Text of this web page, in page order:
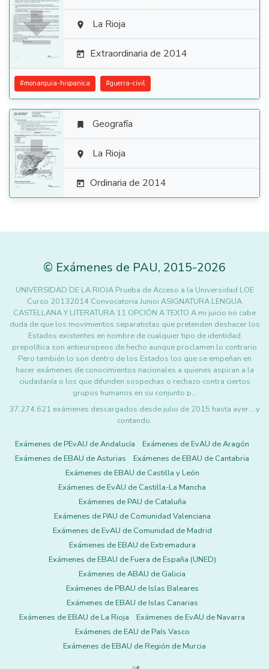
  La Rioja
 Extraordinaria de 2014
#monarquia-hispanica #guerra-civil

 Geografía
 La Rioja
 Ordinaria de 2014
© Exámenes de PAU, 2015-2026
UNIVERSIDAD DE LA RIOJA Prueba de Acceso a la Universidad LOE
Curso 20132014 Convocatoria Junioi ASIGNATURA LENGUA
CASTELLANA Y LITERATURA 11 OPCIÓN A TEXTO A mi juicio no cabe
duda de que los movimientos separatistas que pretenden deshacer los
Estados existentes en nombre de cualquier tipo de identidad
prepolítica son antieuropeos de hecho aunque proclamen lo contrario
Pero también lo son dentro de los Estados los que se empeñan en
hacer exámenes de conocimientos nacionales a quienes aspiran a la
ciudadanía o los que difunden sospechas o rechazo contra ciertos
grupos humanos en su conjunto p…
37.274.621 exámenes descargados desde julio de 2015 hasta ayer... y
contando.
Exámenes de PEvAU de Andalucía
Exámenes de EvAU de Aragón
Exámenes de EBAU de Asturias
Exámenes de EBAU de Cantabria
Exámenes de EBAU de Castilla y León
Exámenes de EvAU de Castilla-La Mancha
Exámenes de PAU de Cataluña
Exámenes de PAU de Comunidad Valenciana
Exámenes de EvAU de Comunidad de Madrid
Exámenes de EBAU de Extremadura
Exámenes de EBAU de Fuera de España (UNED)
Exámenes de ABAU de Galicia
Exámenes de PBAU de Islas Baleares
Exámenes de EBAU de Islas Canarias
Exámenes de EBAU de La Rioja
Exámenes de EvAU de Navarra
Exámenes de EAU de País Vasco
Exámenes de EBAU de Región de Murcia